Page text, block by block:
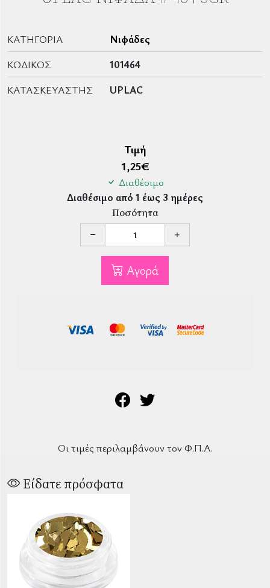
ΚΑΤΗΓΟΡΊΑ
Νιφάδες
ΚΩΔΙΚΌΣ
101464
ΚΑΤΑΣΚΕΥΑΣΤΉΣ
UPLAC
Τιμή
1,25€
Διαθέσιμο
Διαθέσιμο από 1 έως 3 ημέρες
Ποσότητα
Αγορά
Οι τιμές περιλαμβάνουν τον Φ.Π.Α.
Είδατε πρόσφατα